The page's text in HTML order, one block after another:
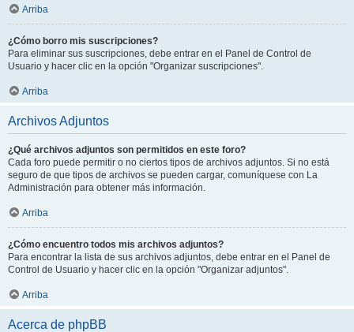
Arriba
¿Cómo borro mis suscripciones?
Para eliminar sus suscripciones, debe entrar en el Panel de Control de
Usuario y hacer clic en la opción "Organizar suscripciones".
Arriba
Archivos Adjuntos
¿Qué archivos adjuntos son permitidos en este foro?
Cada foro puede permitir o no ciertos tipos de archivos adjuntos. Si no está
seguro de que tipos de archivos se pueden cargar, comuníquese con La
Administración para obtener más información.
Arriba
¿Cómo encuentro todos mis archivos adjuntos?
Para encontrar la lista de sus archivos adjuntos, debe entrar en el Panel de
Control de Usuario y hacer clic en la opción "Organizar adjuntos".
Arriba
Acerca de phpBB